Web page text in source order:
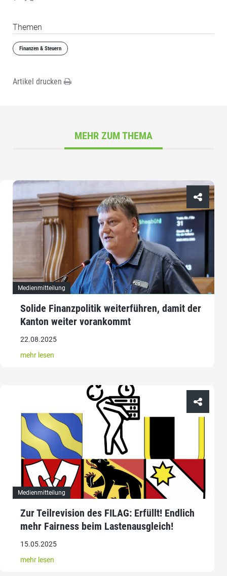
Themen
Finanzen & Steuern
Artikel drucken
MEHR ZUM THEMA
Medienmitteilung
Solide Finanzpolitik weiterführen, damit der
Kanton weiter vorankommt
22.08.2025
mehr lesen
Medienmitteilung
Zur Teilrevision des FILAG: Erfüllt! Endlich
mehr Fairness beim Lastenausgleich!
15.05.2025
mehr lesen